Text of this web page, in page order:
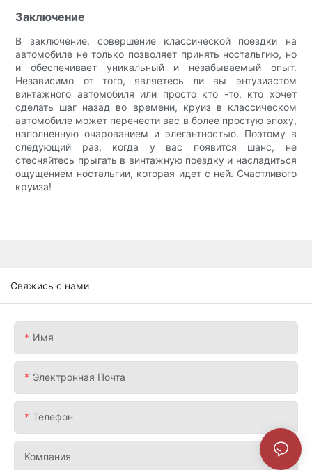
Заключение
В заключение, совершение классической поездки на
автомобиле не только позволяет принять ностальгию, но
и обеспечивает уникальный и незабываемый опыт.
Независимо от того, являетесь ли вы энтузиастом
винтажного автомобиля или просто кто -то, кто хочет
сделать шаг назад во времени, круиз в классическом
автомобиле может перенести вас в более простую эпоху,
наполненную очарованием и элегантностью. Поэтому в
следующий раз, когда у вас появится шанс, не
стесняйтесь прыгать в винтажную поездку и насладиться
ощущением ностальгии, которая идет с ней. Счастливого
круиза!
Свяжись с нами
Имя
Электронная Почта
Телефон
Компания